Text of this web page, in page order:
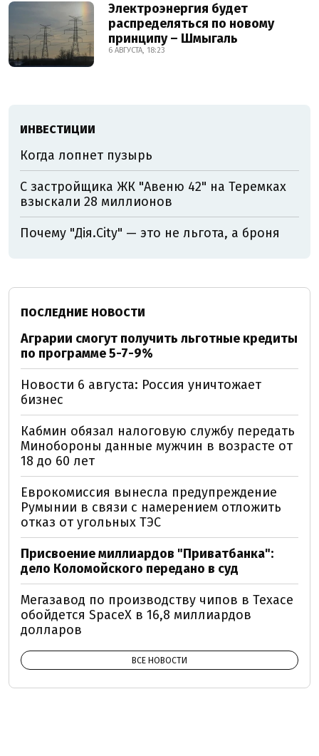
Электроэнергия будет
распределяться по новому
принципу – Шмыгаль
6 АВГУСТА, 18:23
ИНВЕСТИЦИИ
Когда лопнет пузырь
С застройщика ЖК "Авеню 42" на Теремках
взыскали 28 миллионов
Почему "Дія.City" — это не льгота, а броня
ПОСЛЕДНИЕ НОВОСТИ
Аграрии смогут получить льготные кредиты
по программе 5-7-9%
Новости 6 августа: Россия уничтожает
бизнес
Кабмин обязал налоговую службу передать
Минобороны данные мужчин в возрасте от
18 до 60 лет
Еврокомиссия вынесла предупреждение
Румынии в связи с намерением отложить
отказ от угольных ТЭС
Присвоение миллиардов "Приватбанка":
дело Коломойского передано в суд
Мегазавод по производству чипов в Техасе
обойдется SpaceX в 16,8 миллиардов
долларов
ВСЕ НОВОСТИ